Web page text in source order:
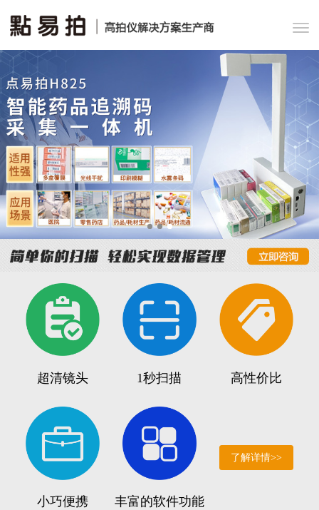
超清镜头 1秒扫描 高性价比
小巧便携 丰富的软件功能
了解详情>>